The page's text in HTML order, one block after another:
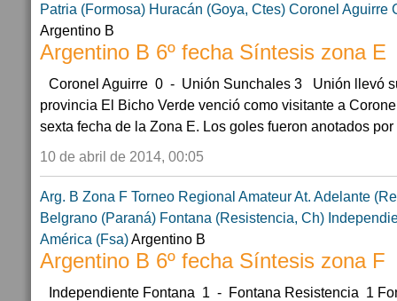
Patria (Formosa) Huracán (Goya, Ctes) Coronel Aguirre
Argentino B
Argentino B 6º fecha Síntesis zona E
Coronel Aguirre 0 - Unión Sunchales 3 Unión llevó
provincia El Bicho Verde venció como visitante a
sexta fecha de la Zona E. Los goles fueron anotados
10 de abril de 2014, 00:05
Arg. B Zona F Torneo Regional AmateurAt. Adelante
Belgrano (Paraná) Fontana (Resistencia, Ch)
América (Fsa)Argentino B
Argentino B 6º fecha Síntesis zona F
Independiente Fontana 1 - Fontana Resistencia 1